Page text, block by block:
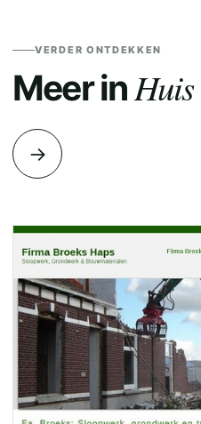
VERDER ONTDEKKEN
Meer inHuis
→